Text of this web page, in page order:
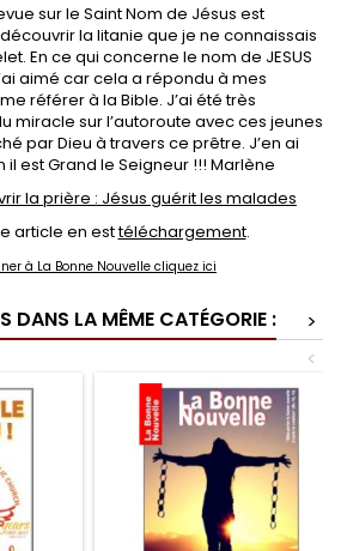
sur le Saint Nom de Jésus est
la litanie que je ne connaissais
En ce qui concerne le nom de JESUS
aimé car cela a répondu à mes
référer à la Bible. J’ai été très
miracle sur l’autoroute avec ces jeunes
par Dieu à travers ce prêtre. J’en ai
il est Grand le Seigneur !!! Marlène
la prière : Jésus guérit les malades
article en esttéléchargement.
à La Bonne Nouvelle cliquez ici
DANS LA MÊME CATÉGORIE :
>
<